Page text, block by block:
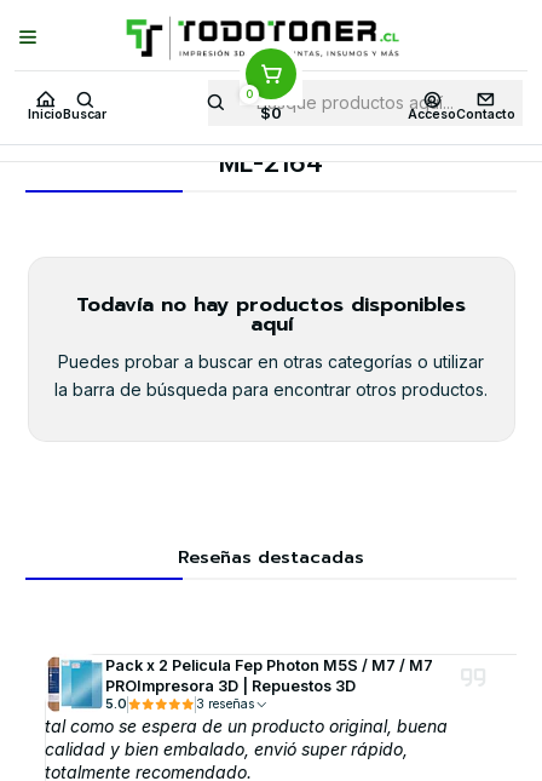
Inicio Buscar
0
$0 AccesoContacto
Puedes Elegir: Comprar enTienda· Despachoa Todo Chile · Retiro en
Tienda en24 Horas
Inicio Toner y tambor Toner Alternativo SAMSUNG
Equipos SAMSUNG
ML-2164
Todavía no hay productos disponibles
aquí
Puedes probar a buscar en otras categorías o utilizar
la barra de búsqueda para encontrar otros productos.
Reseñas destacadas
Pack x 2 Pelicula Fep Photon M5S / M7 / M7
PROImpresora 3D | Repuestos 3D
5.0 3 reseñas
tal como se espera de un producto original, buena
calidad y bien embalado, envió super rápido,
totalmente recomendado.